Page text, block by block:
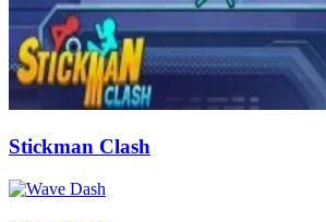
Stickman Clash